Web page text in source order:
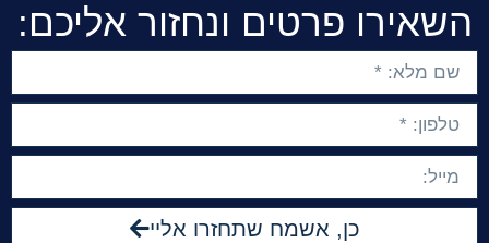
השאירו פרטים ונחזור אליכם:
כן, אשמח שתחזרו אליי